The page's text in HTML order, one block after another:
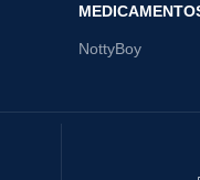
NottyBoy